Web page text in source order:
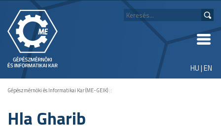
HU|EN
Gépészmérnöki és Informatikai Kar (ME-GEIK)::
Hla Gharib